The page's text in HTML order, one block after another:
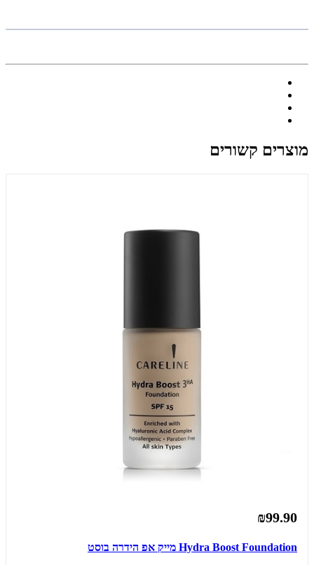
מוצרים קשורים
₪99.90
Hydra Boost Foundation מייק אפ הידרה בוסט